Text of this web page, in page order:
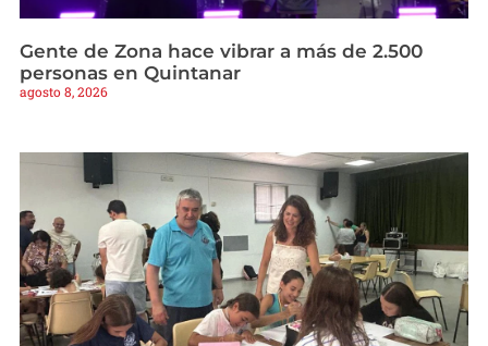
Gente de Zona hace vibrar a más de 2.500
personas en Quintanar
agosto 8, 2026